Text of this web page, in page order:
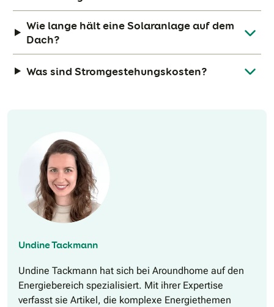
Wie lange hält eine Solaranlage auf dem
Dach?
Was sind Stromgestehungskosten?
Undine Tackmann
Undine Tackmann hat sich bei Aroundhome auf den
Energiebereich spezialisiert. Mit ihrer Expertise
verfasst sie Artikel, die komplexe Energiethemen